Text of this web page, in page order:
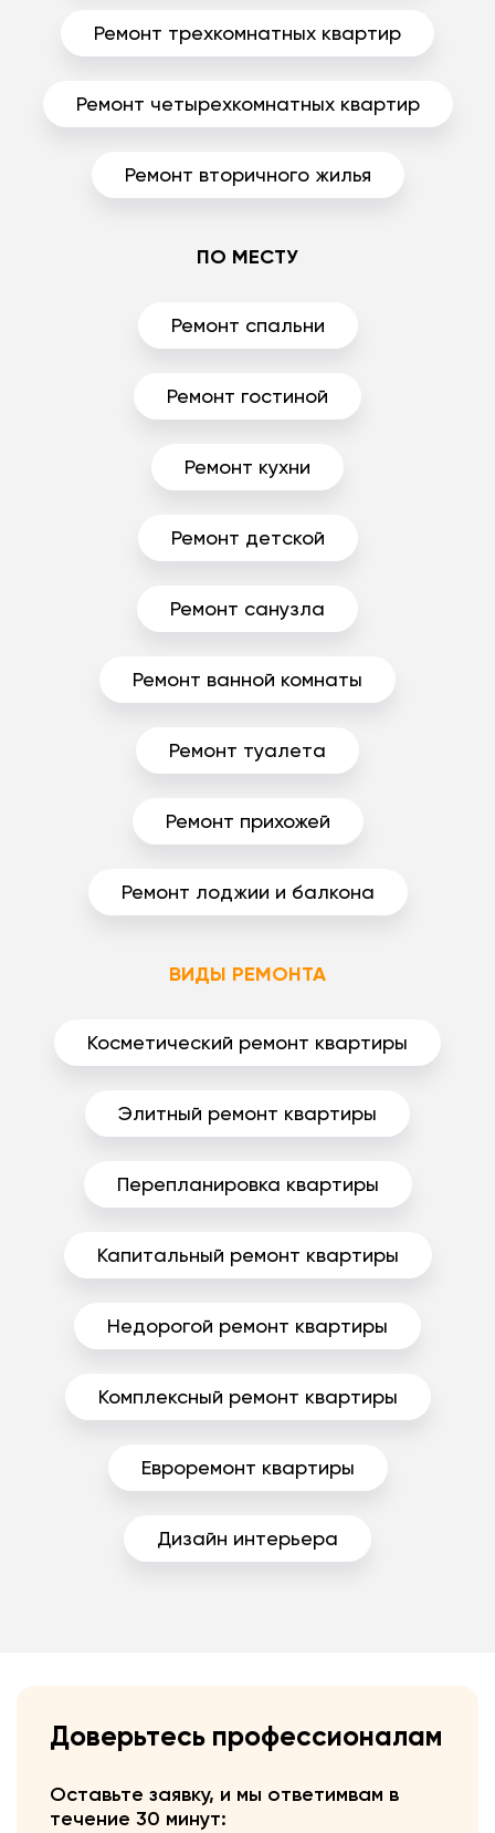
Ремонт трехкомнатных квартир
Ремонт четырехкомнатных квартир
Ремонт вторичного жилья
ПО МЕСТУ
Ремонт спальни
Ремонт гостиной
Ремонт кухни
Ремонт детской
Ремонт санузла
Ремонт ванной комнаты
Ремонт туалета
Ремонт прихожей
Ремонт лоджии и балкона
ВИДЫ РЕМОНТА
Косметический ремонт квартиры
Элитный ремонт квартиры
Перепланировка квартиры
Капитальный ремонт квартиры
Недорогой ремонт квартиры
Комплексный ремонт квартиры
Евроремонт квартиры
Дизайн интерьера
Доверьтесь профессионалам
Оставьте заявку, и мы ответимвам в
течение 30 минут: